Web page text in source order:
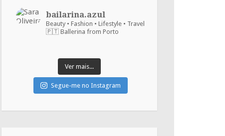
bailarina.azul
Beauty • Fashion • Lifestyle • Travel
🇵🇹 Ballerina from Porto
Ver mais...
Segue-me no Instagram